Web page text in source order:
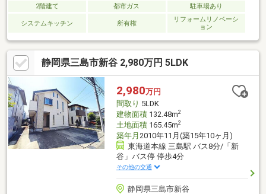
2階建て 都市ガス 駐車場あり
システムキッチン 所有権
リフォームリノベーシ
ョン
静岡県三島市新谷 2,980万円 5LDK
2,980万円
間取り 5LDK
建物面積132.48m2
土地面積165.45m2
築年月 2010年11月(築15年10ヶ月)
東海道本線 三島駅 バス8分/「新
谷」バス停 停歩4分
その他の交通
静岡県三島市新谷